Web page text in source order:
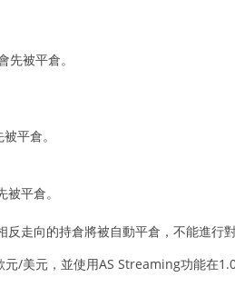
先被平倉。
平倉。
平倉。
走向的持倉將被自動平倉，不能進行對
/美元，並使用AS Streaming功能在